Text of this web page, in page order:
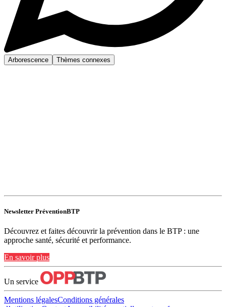
Arborescence Thèmes connexes
Newsletter PréventionBTP
Découvrez et faites découvrir la prévention dans le BTP : une
approche santé, sécurité et performance.
En savoir plus
Un service
Mentions légalesConditions générales